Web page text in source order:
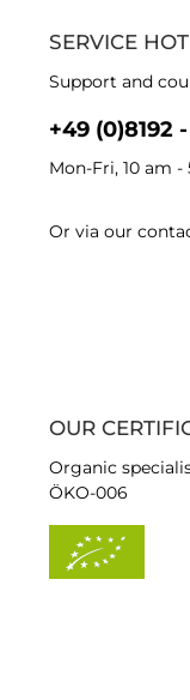
SERVICE
Support and
+49 (0)8192
Mon-Fri, 10 am -
Or via our
OUR
Organic
ÖKO-006